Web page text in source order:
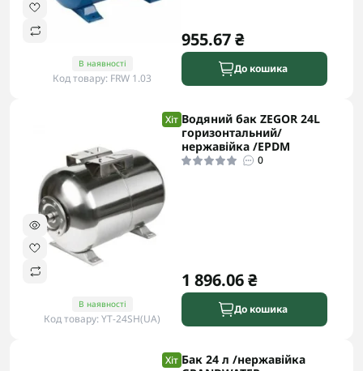
В наявності
Код товару: FRW 1.03
955.67 ₴
До кошика
Хіт
В наявності
Код товару: YT-24SH(UA)
Водяний бак ZEGOR 24L
горизонтальний/
нержавійка /EPDM
0
1 896.06 ₴
До кошика
Хіт Бак 24 л /нержавійка